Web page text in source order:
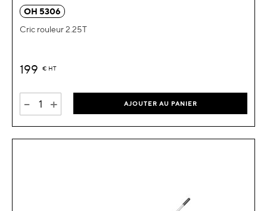
OH 5306
Cric rouleur 2.25T
199 € HT
- + AJOUTER AU PANIER